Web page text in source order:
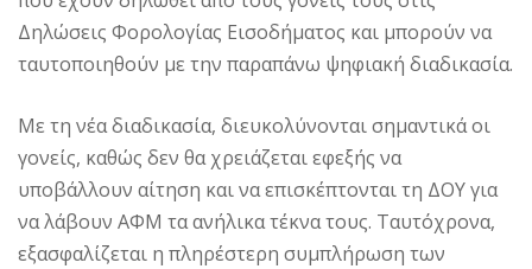
Δηλώσεις Φορολογίας Εισοδήματος και μπορούν να
ταυτοποιηθούν με την παραπάνω ψηφιακή διαδικασία.
Με τη νέα διαδικασία, διευκολύνονται σημαντικά οι
γονείς, καθώς δεν θα χρειάζεται εφεξής να
υποβάλλουν αίτηση και να επισκέπτονται τη ΔΟΥ για
να λάβουν ΑΦΜ τα ανήλικα τέκνα τους. Ταυτόχρονα,
εξασφαλίζεται η πληρέστερη συμπλήρωση των